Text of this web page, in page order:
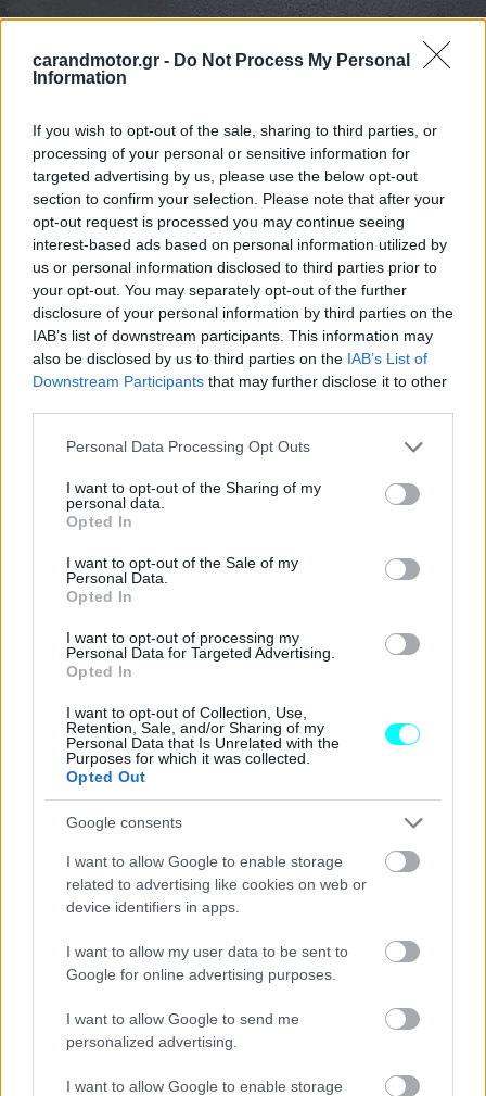
carandmotor.gr - Do Not Process My Personal
Information
If you wish to opt-out of the sale, sharing to third parties, or
processing of your personal or sensitive information for
targeted advertising by us, please use the below opt-out
section to confirm your selection. Please note that after your
opt-out request is processed you may continue seeing
interest-based ads based on personal information utilized by
us or personal information disclosed to third parties prior to
your opt-out. You may separately opt-out of the further
disclosure of your personal information by third parties on the
IAB’s list of downstream participants. This information may
also be disclosed by us to third parties on the IAB’s List of
Downstream Participants that may further disclose it to other
Please note that this website/app uses one or more Google
not limited to your visit or usage behaviour. You may click to
grant or deny consent to Google and its third-party tags to
use your data for below specified purposes in below Google
consent section.
Personal Data Processing Opt Outs
I want to opt-out of the Sharing of my
personal data.
Opted In
I want to opt-out of the Sale of my
Personal Data.
Opted In
I want to opt-out of processing my
Personal Data for Targeted Advertising.
Opted In
I want to opt-out of Collection, Use,
Retention, Sale, and/or Sharing of my
Personal Data that Is Unrelated with the
Purposes for which it was collected.
Opted Out
Google consents
I want to allow Google to enable storage
related to advertising like cookies on web or
device identifiers in apps.
I want to allow my user data to be sent to
Google for online advertising purposes.
I want to allow Google to send me
personalized advertising.
I want to allow Google to enable storage
Ο όγκος και το βάρος του οχήματος οδήγησαν στην
σημείο από γερανοφόρο όχημα, ωστόσο, στη συνέχεια
βρέθηκε ο τρόπο ώστε να απομακρυνθεί.
Στο διάστημα που μεσολάβησε, εμφανίστηκε και ο…
περήφανος οδηγός του οχήματος, ο οποίοςπαρά τις
«διαπραγματεύσεις» με τις αστυνομικές αρχές που
έσπευσαν στο σημείο, δεν κατάφερε να αλλάξει τη
μοίρα του αυτοκινήτου.
Στο σημείο αυτό να αναφέρουμε ότι στην προκειμένη
περίπτωση, ο ιδιοκτήτης του αυτοκινήτου
θα κληθεί να
το κόστος μεταφοράς και φύλαξης του οχήματος
από τη στιγμή που αυτό απομακρύνεται από
γερανοφόρο όχημα.